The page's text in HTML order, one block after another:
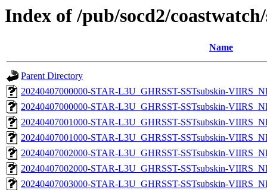
Index of /pub/socd2/
Name
Parent Directory
20240407000000-STAR-L3U_GHRSST-SSTsubskin-
20240407000000-STAR-L3U_GHRSST-SSTsubskin-
20240407001000-STAR-L3U_GHRSST-SSTsubskin-
20240407001000-STAR-L3U_GHRSST-SSTsubskin-
20240407002000-STAR-L3U_GHRSST-SSTsubskin-
20240407002000-STAR-L3U_GHRSST-SSTsubskin-
20240407003000-STAR-L3U_GHRSST-SSTsubskin-